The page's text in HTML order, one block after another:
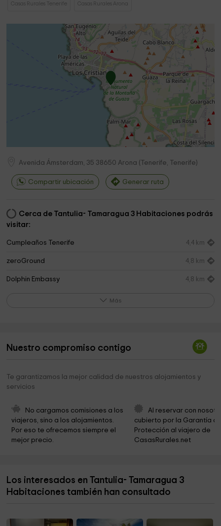
Casas Rurales Tenerife Casas Rurales Arona
Avenida Ámsterdam, 35 38650Arona ( Tenerife, Tenerife)
Compartir ubicación Generar ruta
Cerca de Tantulia- Tamaragua 3 Habitaciones podrás
visitar:
Cumpleaños Tenerife 4,4 km
zeroGround 4,8 km
Dolphin Embassy 4,8 km
Iglesia de Santa Úrsula 8,9 km
Ayuntamiento de Adeje
La Caleta
Barranco del Infierno
Parroquia Santa Ursula 9,4 km
Adeje Ayuntamiento
Más
Nuestro compromiso contigo
Te garantizamos la mejor calidad de nuestros alojamientos y
servicios
No cargamos comisiones a los
viajeros, sino a los alojamientos.
Por eso te ofrecemos siempre el
mejor precio.
Al reservar con
cubierto por la Garantía
Protección al viajero de
CasasRurales.net
Los interesados en Tantulia- Tamaragua 3
Habitaciones también han consultado